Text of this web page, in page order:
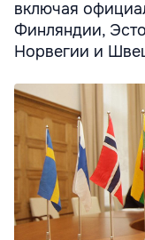
включая
Финляндии,
Норвегии и